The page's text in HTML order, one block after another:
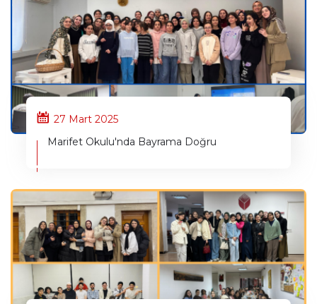
27 Mart 2025
Marifet Okulu'nda Bayrama Doğru